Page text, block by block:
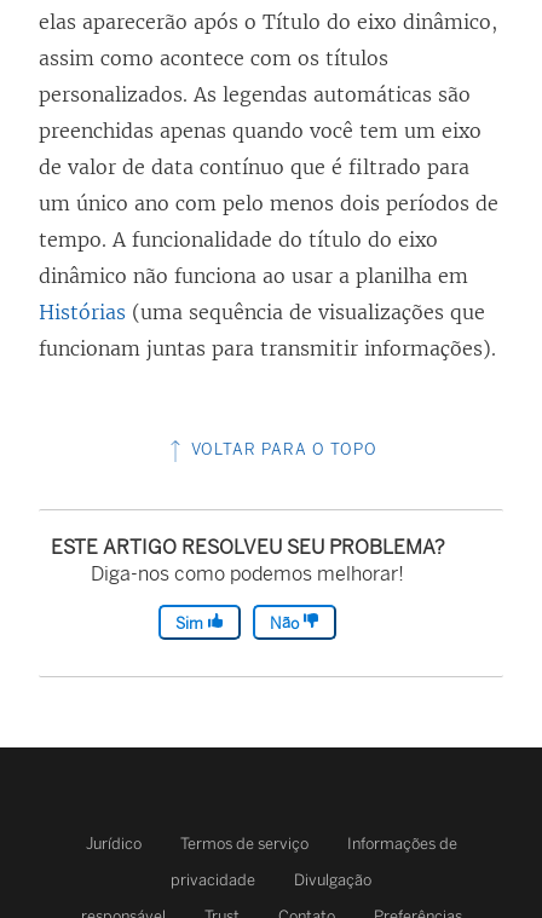
elas aparecerão após o Título do eixo dinâmico,
assim como acontece com os títulos
personalizados. As legendas automáticas são
preenchidas apenas quando você tem um eixo
de valor de data contínuo que é filtrado para
um único ano com pelo menos dois períodos de
tempo. A funcionalidade do título do eixo
dinâmico não funciona ao usar a planilha em
Histórias (uma sequência de visualizações que
funcionam juntas para transmitir informações).
VOLTAR PARA O TOPO
ESTE ARTIGO RESOLVEU SEU PROBLEMA?
Diga-nos como podemos melhorar!
Sim Não
Jurídico Termos de serviço
Informações de
privacidade
Divulgação